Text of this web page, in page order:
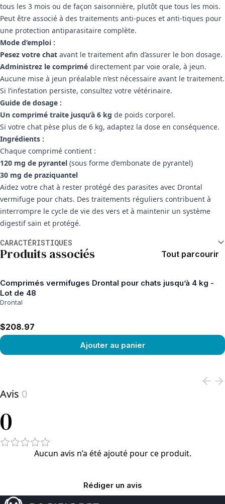
tous les 3 mois ou de façon saisonnière, plutôt que tous les mois.
Peut être associé à des traitements anti-puces et anti-tiques pour
une protection antiparasitaire complète.
Mode d’emploi :
Pesez votre chat avant le traitement afin d’assurer le bon dosage.
Administrez le comprimé directement par voie orale, à jeun.
Aucune mise à jeun préalable n’est nécessaire avant le traitement.
Si l’infestation persiste, consultez votre vétérinaire.
Guide de dosage :
Un comprimé traite jusqu’à 6 kg de poids corporel.
Si votre chat pèse plus de 6 kg, adaptez la dose en conséquence.
Ingrédients :
Chaque comprimé contient :
120 mg de pyrantel (sous forme d’embonate de pyrantel)
30 mg de praziquantel
Aidez votre chat à rester protégé des parasites avec Drontal
vermifuge pour chats. Des traitements réguliers contribuent à
interrompre le cycle de vie des vers et à maintenir un système
digestif sain et protégé.
CARACTÉRISTIQUES
Produits associés Tout parcourir
Comprimés vermifuges Drontal pour chats jusqu’à 4 kg -
Lot de 48
Drontal
$208.97
Ajouter au panier
Avis 0
0
Aucun avis n’a été ajouté pour ce produit.
Rédiger un avis